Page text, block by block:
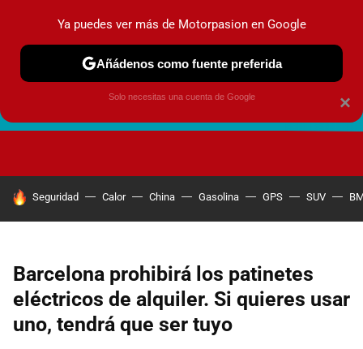
HOY SE HABLA DE
Seguridad Calor China Gasolina GPS SUV
Barcelona prohibirá los patinetes
eléctricos de alquiler. Si quieres usar
uno, tendrá que ser tuyo
×
Ya puedes ver más de Motorpasion en Google
Añádenos como fuente preferida
Solo necesitas una cuenta de Google